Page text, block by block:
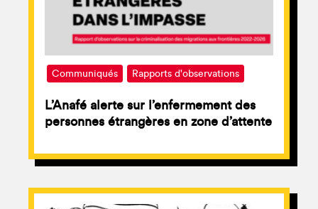
Communiqués Rapports d'observations
L’Anafé alerte sur l’enfermement des
personnes étrangères en zone d’attente